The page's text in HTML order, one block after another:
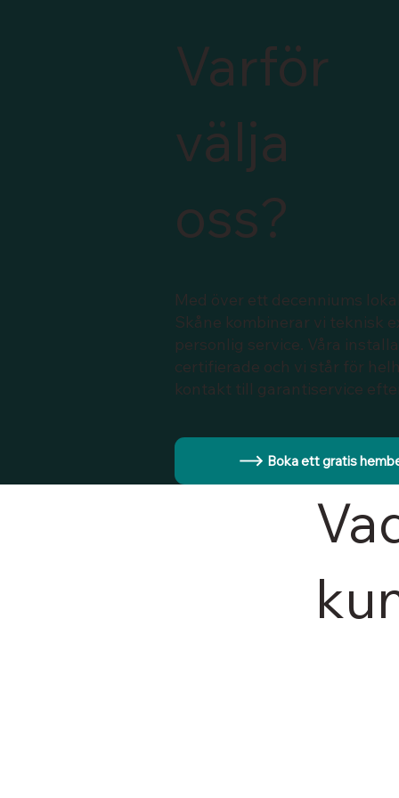
Varför
välja
oss?
Med över ett decenniums
Skåne kombinerar vi teknisk
personlig service. Våra
certifierade och vi står för
kontakt till garantiservice
Boka ett gratis